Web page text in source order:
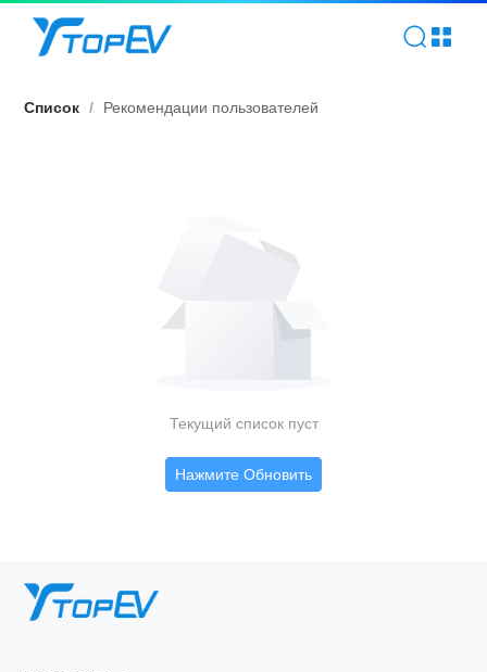
Список / Рекомендации пользователей
Текущий список пуст
Нажмите Обновить